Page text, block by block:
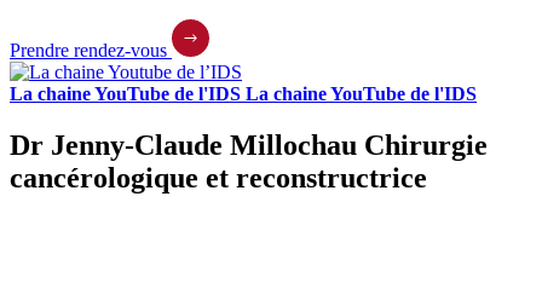
Prendre rendez-vous
La chaine YouTube de l'IDS La chaine YouTube de l'IDS
Dr Jenny-Claude Millochau Chirurgie
cancérologique et reconstructrice